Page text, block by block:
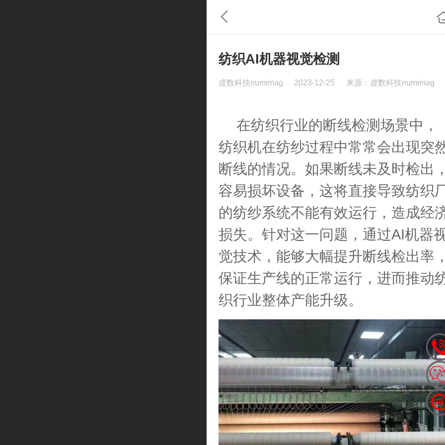
纺织AI机器视觉检测
虚数科技numimag 2023-12-25 来源：虚数科技numimag
在纺织行业的断线检测场景中，
纺织机在纺纱过程中常常会出现突
断线的情况。如果断线未及时检出，
容易损坏设备，这将直接导致纺织
的纺纱系统不能有效运行，造成经
损失。针对这一问题，通过AI机器
觉技术，能够大幅提升断线检出率，
保证生产线的正常运行，进而推动
织行业整体产能升级。